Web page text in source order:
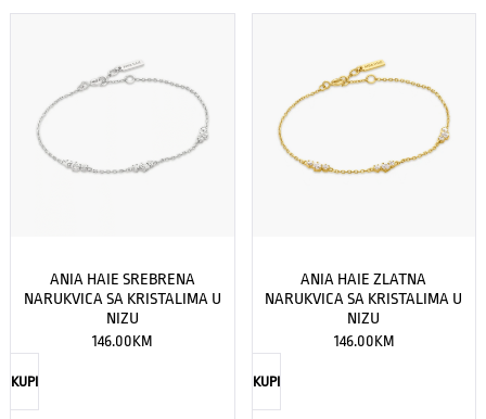
ANIA HAIE SREBRENA
NARUKVICA SA KRISTALIMA U
NIZU
146.00KM
KUPI
ANIA HAIE ZLATNA
NARUKVICA SA KRISTALIMA U
NIZU
146.00KM
KUPI